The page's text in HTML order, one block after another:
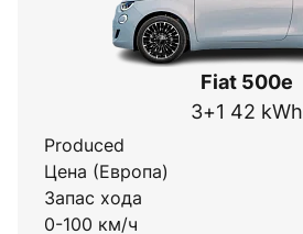
Fiat 500e
3+1 42 kWh
Produced
Цена (Европа)
Запас хода
0-100 км/ч